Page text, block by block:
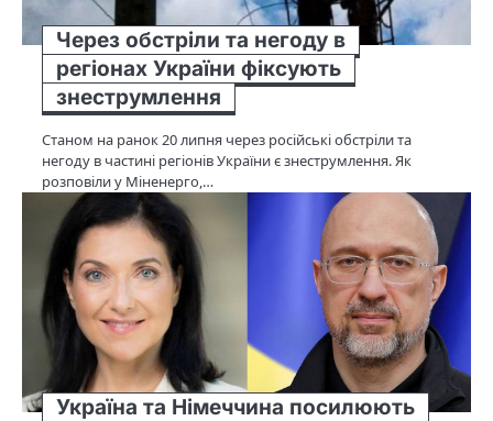
Через обстріли та негоду в
регіонах України фіксують
знеструмлення
Станом на ранок 20 липня через російські обстріли та
негоду в частині регіонів України є знеструмлення. Як
розповіли у Міненерго,…
Україна та Німеччина посилюють